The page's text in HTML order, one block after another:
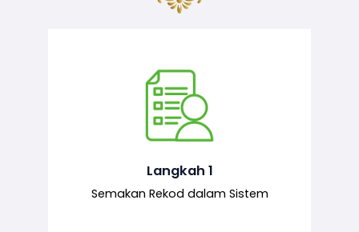
Langkah 1
Semakan Rekod dalam Sistem
Semakan ke atas sejarah permohonan
yang pernah dibuat oleh pemohon,